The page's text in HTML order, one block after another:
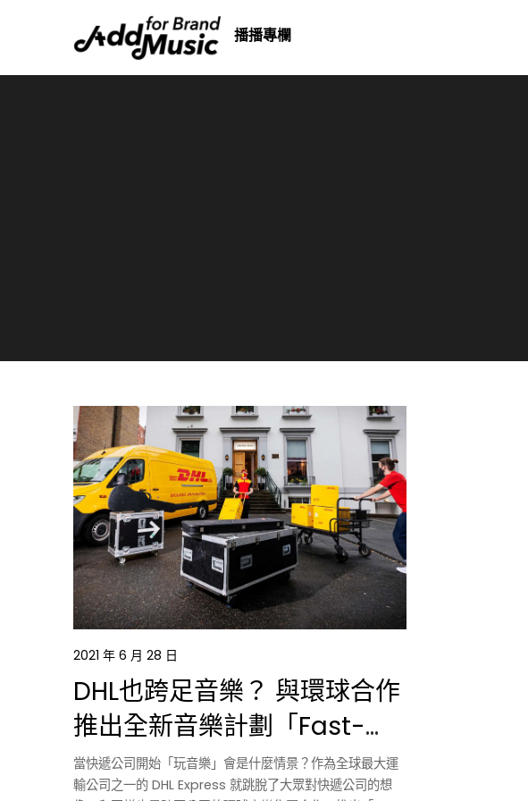
播播專欄
2021 年 6 月 28 日
DHL也跨足音樂？ 與環球合作
推出全新音樂計劃「Fast-
Track」
當快遞公司開始「玩音樂」會是什麼情景？作為全球最大運
輸公司之一的 DHL Express 就跳脫了大眾對快遞公司的想